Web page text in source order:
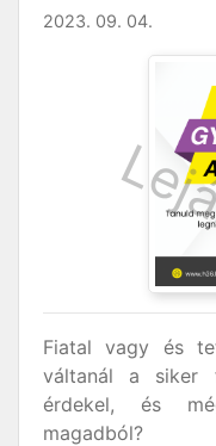
2023. 09. 04.
Fiatal vagy és
váltanál a siker
érdekel, és
magadból?